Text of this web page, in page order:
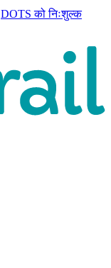
DOTS को निःशुल्क